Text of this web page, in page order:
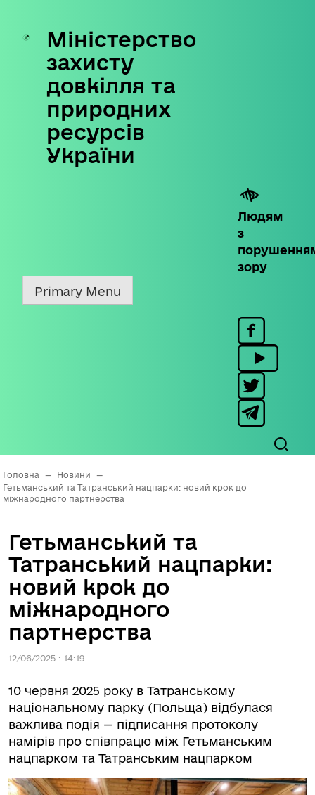
Skip
content
Міністерство
захисту
довкілля та
природних
ресурсів
України
Людям
з
зору
Primary Menu
Головна — Новини
—
Гетьманський та Татранський нацпарки: новий крок до
міжнародного партнерства
Гетьманський та
Татранський нацпарки:
новий крок до
міжнародного
партнерства
12/06/2025 : 14:19
10 червня 2025 року в Татранському
національному парку (Польща) відбулася
важлива подія — підписання протоколу
намірів про співпрацю між Гетьманським
нацпарком та Татранським нацпарком